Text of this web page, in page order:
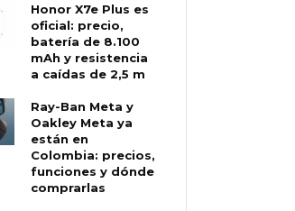
Honor X7e Plus es
oficial: precio,
batería de 8.100
mAh y resistencia
a caídas de 2,5 m
Ray-Ban Meta y
Oakley Meta ya
están en
Colombia: precios,
funciones y dónde
comprarlas